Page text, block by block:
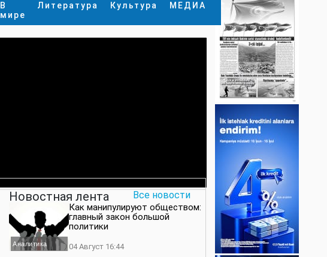
В
мире
Литература Культура МЕДИА
×
Новостная лента Все новости
Аналитика
Как манипулируют обществом:
главный закон большой
политики
04 Август 16:44